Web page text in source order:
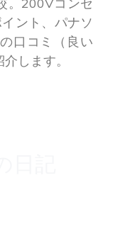
。200Vコンセ
ント、パナソ
口コミ（良い
します。